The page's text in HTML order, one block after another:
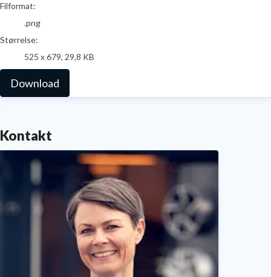
Filformat:
.png
Størrelse:
525 x 679, 29,8 KB
Download
Kontakt